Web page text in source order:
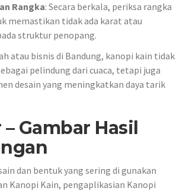
Rangka: Secara berkala, periksa rangka
memastikan tidak ada karat atau
struktur penopang.
atau bisnis di Bandung, kanopi kain tidak
pelindung dari cuaca, tetapi juga
desain yang meningkatkan daya tarik
Gambar Hasil
dan bentuk yang sering di gunakan
Kanopi Kain, pengaplikasian Kanopi